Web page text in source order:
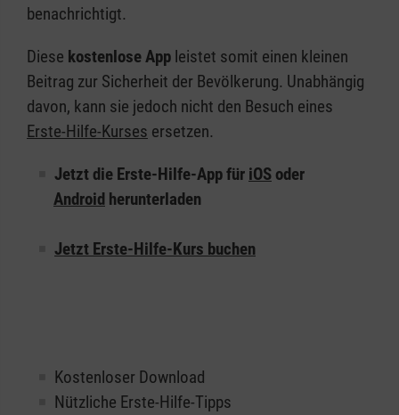
benachrichtigt.
Diese kostenlose App leistet somit einen kleinen
Beitrag zur Sicherheit der Bevölkerung. Unabhängig
davon, kann sie jedoch nicht den Besuch eines
Erste-Hilfe-Kurses ersetzen.
Jetzt die Erste-Hilfe-App für iOS oder
Android herunterladen
Jetzt Erste-Hilfe-Kurs buchen
Kostenloser Download
Nützliche Erste-Hilfe-Tipps